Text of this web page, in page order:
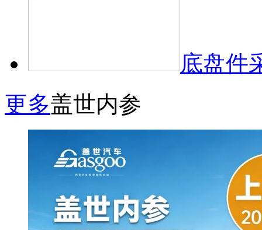
底盘件
更多盖世内参